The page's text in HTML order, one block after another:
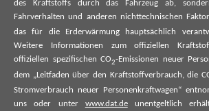
des Kraftstoffs durch das Fahrzeug ab,
Fahrverhalten und anderen nichttechnischen
das für die Erderwärmung hauptsächlich
Weitere Informationen zum offiziellen
offiziellen spezifischen CO2-Emissionen neuer
dem „Leitfaden über den Kraftstoffverbrauch, die
Stromverbrauch neuer Personenkraftwagen“
uns oder unter www.dat.deunentgeltlich